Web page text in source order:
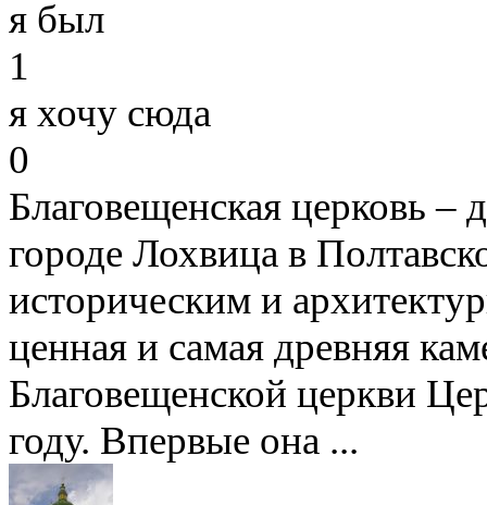
я был
1
я хочу сюда
0
Благовещенская церковь
городе Лохвица в
историческим и
ценная и самая древняя
Благовещенской церкви
году. Впервые она ...